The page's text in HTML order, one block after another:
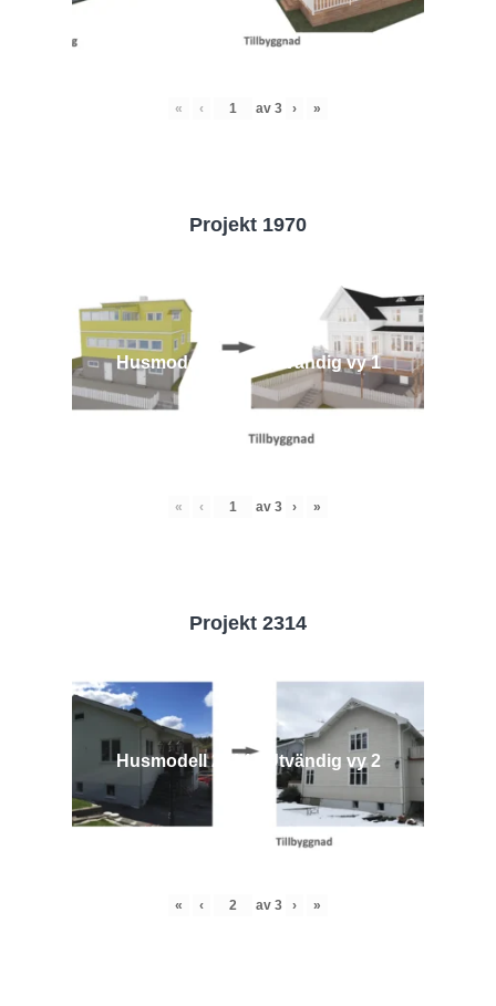
« ‹ av 3 › »
Projekt 1970
Husmodell 1970 - Utvändig vy 1
« ‹ av 3 › »
Projekt 2314
Husmodell 2314 - Utvändig vy 2
« ‹ av 3 › »